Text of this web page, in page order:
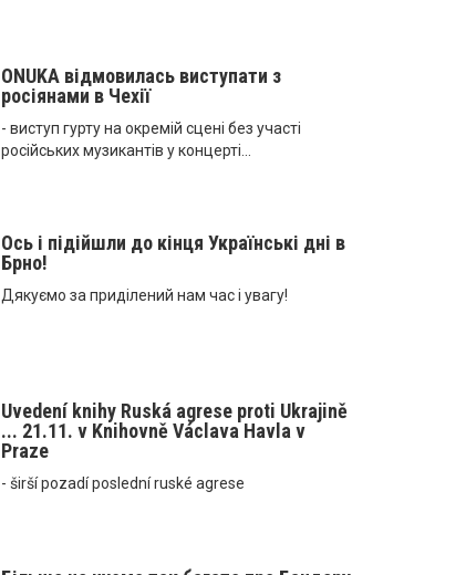
ONUKA відмовилась виступати з
росіянами в Чехії
- виступ гурту на окремій сцені без участі
російських музикантів у концерті...
Ось і підійшли до кінця Українські дні в
Брно!
Дякуємо за приділений нам час і увагу!
Uvedení knihy Ruská agrese proti Ukrajině
... 21.11. v Knihovně Václava Havla v
Praze
- širší pozadí poslední ruské agrese